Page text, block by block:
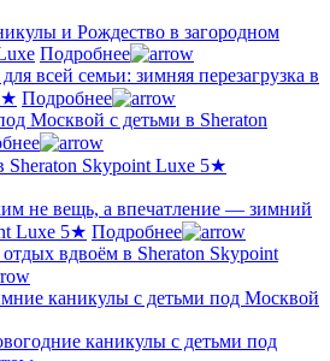
и Рождество в загородном
Подробнее
всей семьи: зимняя перезагрузка в
Подробнее
Москвой с детьми в Sheraton
Sheraton Skypoint Luxe 5★
не вещь, а впечатление — зимний
Luxe 5★ Подробнее
вдвоём в Sheraton Skypoint
каникулы с детьми под Москвой
каникулы с детьми под